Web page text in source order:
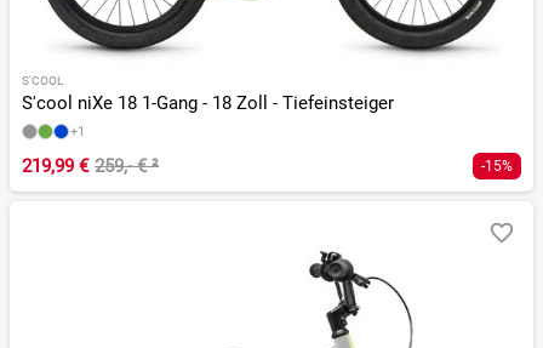
S'COOL
S'cool niXe 18 1-Gang - 18 Zoll - Tiefeinsteiger
+1
219,99 € 259,- €² -15%